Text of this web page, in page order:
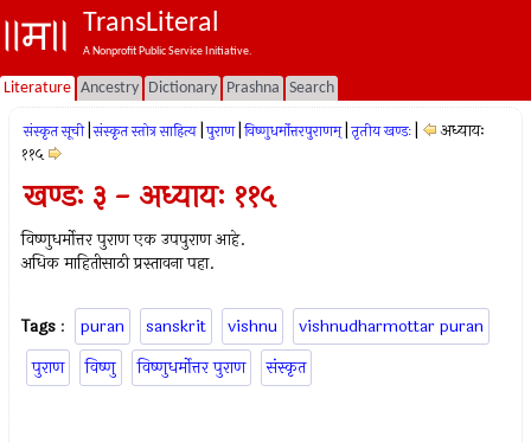
TransLiteral
A Nonprofit Public Service Initiative.
Literature Ancestry Dictionary Prashna Search
संस्कृत सूची संस्कृत स्तोत्र साहित्य पुराण विष्णुधर्मोत्तरपुराणम् तृतीय खण्डः
अध्यायः
११५
खण्डः ३ - अध्यायः ११५
विष्णुधर्मोत्तर पुराण एक उपपुराण आहे.
अधिक माहितीसाठी प्रस्तावना पहा.
Tags : puran sanskrit vishnu
vishnudharmottar puran
पुराण
विष्णु विष्णुधर्मोत्तर पुराण संस्कृत